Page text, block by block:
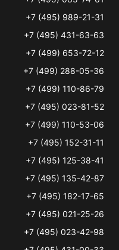
+7 (495) 989-21-31
+7 (495) 431-63-63
+7 (499) 653-72-12
+7 (499) 288-05-36
+7 (499) 110-86-79
+7 (495) 023-81-52
+7 (499) 110-53-06
+7 (495) 152-31-11
+7 (495) 125-38-41
+7 (495) 135-42-87
+7 (495) 182-17-65
+7 (495) 021-25-26
+7 (495) 023-42-98